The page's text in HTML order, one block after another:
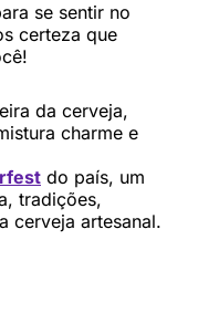
se sentir no
certeza que
da cerveja,
charme e
do país, um
tradições,
cerveja artesanal.